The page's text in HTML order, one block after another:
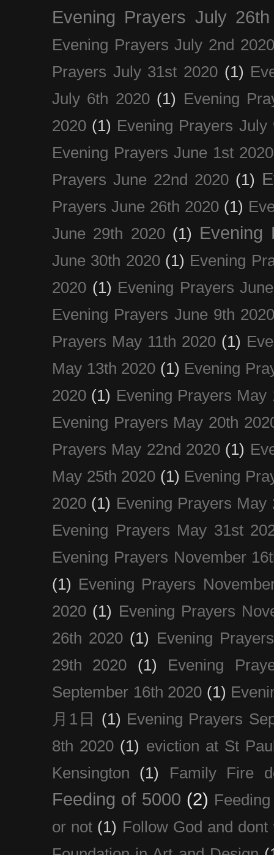
Evening Prayers July
Evening Prayers July 2nd 2020
Prayers July 31st 2020 (1)
July 6th 2020 (1) Evening
2020 (1) Evening Prayers July
Evening Prayers June 1st 2020
Prayers June 22nd 2020 (1)
Prayers June 26th 2020 (1)
June 29th 2020 (1) Evening
June 30th 2020 (1) Evening
2020 (1) Evening Prayers
Evening Prayers June 9th
Prayers May 11th 2020 (1)
May 13th 2020 (1) Evening
2020 (1) Evening Prayers May
Evening Prayers May 20th
Prayers May 22nd 2020 (1)
May 25th 2020 (1) Evening
2020 (1) Evening Prayers May
Evening Prayers May 31st
Evening Prayers November
(1) Evening Prayers
2020 (1) Evening Prayers
26th 2020 (1) Evening
29th 2020
(1)
Evening
September 16th 2020 (1)
月1日
(1) Evening Prayers
8th 2020 (1) eviction at St
Kensington
(1) Family Fire
Feeding of 5000 (2)
or not (1) Follow God and dont